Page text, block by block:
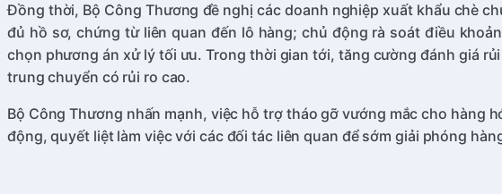
Đồng thời, Bộ Công Thương đề nghị các doanh nghiệp xuất khẩu chè
đủ hồ sơ, chứng từ liên quan đến lô hàng; chủ động rà soát điều
chọn phương án xử lý tối ưu. Trong thời gian tới, tăng cường đánh giá
trung chuyển có rủi ro cao.
Bộ Công Thương nhấn mạnh, việc hỗ trợ tháo gỡ vướng mắc cho hàng
động, quyết liệt làm việc với các đối tác liên quan để sớm giải phóng